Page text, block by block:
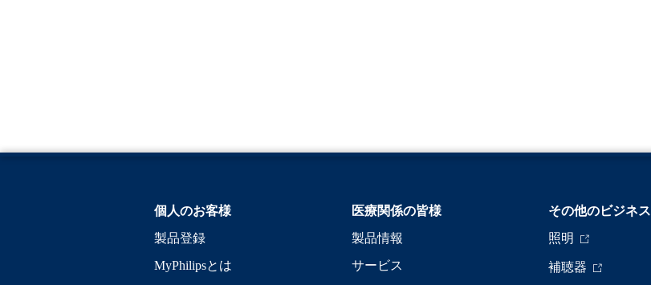
個人のお客様
製品登録
MyPhilipsとは
医療関係の皆様
製品情報
サービス
その他のビジネス
照明
補聴器